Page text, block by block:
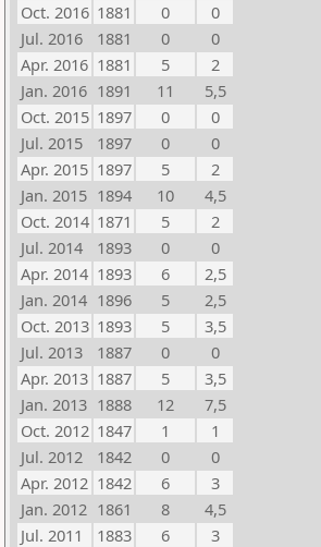
Oct. 2016 1881 0
0
Jul. 2016
1881 0
0
Apr. 2016 1881 5
2
Jan. 2016 1891 11
5,5
Oct. 2015 1897 0
0
Jul. 2015
1897 0
0
Apr. 2015 1897 5
2
Jan. 2015 1894 10
4,5
Oct. 2014 1871 5
2
Jul. 2014
1893 0
0
Apr. 2014 1893 6
2,5
Jan. 2014 1896 5
2,5
Oct. 2013 1893 5
3,5
Jul. 2013
1887 0
0
Apr. 2013 1887 5
3,5
Jan. 2013 1888 12
7,5
Oct. 2012 1847 1
1
Jul. 2012
1842 0
0
Apr. 2012 1842 6
3
Jan. 2012 1861 8
4,5
Jul. 2011
1883 6
3